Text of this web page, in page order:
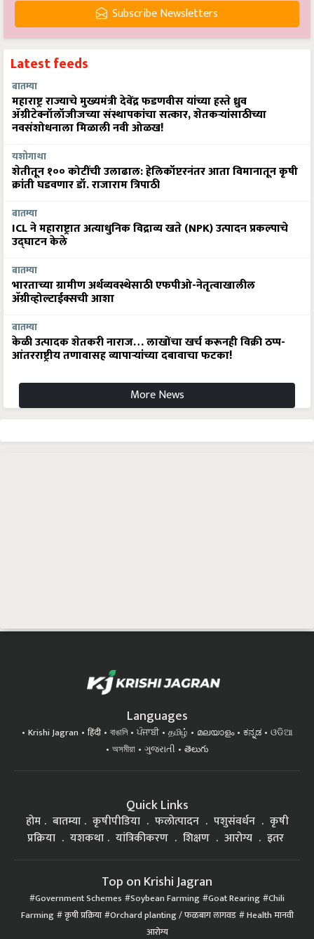
Subscribe Newsletters
Latest feeds
बातम्या
महाराष्ट्र राज्याचे मुख्यमंत्री देवेंद्र फडणवीस यांच्या हस्ते ध्रुव
ॲग्रीटेक्नॉलॉजीजच्या संस्थापकांचा सत्कार, शेतकऱ्यांसाठीच्या
नवसंशोधनाला मिळाली नवी ओळख!
यशोगाथा
शेतीतून १०० कोटींची उलाढाल: हेलिकॉप्टरनंतर आता विमानातून कृषी
क्रांती घडवणार डॉ. राजाराम त्रिपाठी
बातम्या
ICL ने महाराष्ट्रात अत्याधुनिक विद्राव्य खते (NPK) उत्पादन प्रकल्पाचे
उद्घाटन केले
बातम्या
भारताच्या ग्रामीण अर्थव्यवस्थेसाठी एफपीओ-नेतृत्वाखालील
अ‍ॅग्रीव्होल्टाईक्सची आशा
बातम्या
केळी उत्पादक शेतकरी नाराज… लाखोंचा खर्च करूनही विक्री ठप्प-
आंतरराष्ट्रीय तणावासह व्यापाऱ्यांच्या दबावाचा फटका!
More News
Languages
Krishi Jagran हिंदी বাঙালি ਪੰਜਾਬੀ தமிழ் മലയാളം ಕನ್ನಡ
ଓଡିଆ
অসমীয়া
ગુજરાતી తెలుగు
Quick Links
होम बातम्या कृषीपीडिया फलोत्पादन पशुसंवर्धन
कृषी
प्रक्रिया
यशकथा यांत्रिकीकरण शिक्षण आरोग्य इतर
Top on Krishi Jagran
Government Schemes Soybean Farming Goat Rearing Chili
Farming कृषी प्रक्रिया Orchard planting / फळबाग लागवड Health मानवी
आरोग्य